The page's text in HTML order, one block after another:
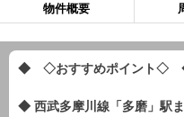
物件概要
◆ ◇おすすめポイント◇
◆ 西武多摩川線「多磨」駅